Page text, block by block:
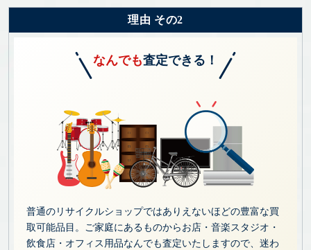
理由 その2
なんでも査定できる！
普通のリサイクルショップではありえないほどの豊富な買
取可能品目。ご家庭にあるものからお店・音楽スタジオ・
飲食店・オフィス用品なんでも査定いたしますので、迷わ